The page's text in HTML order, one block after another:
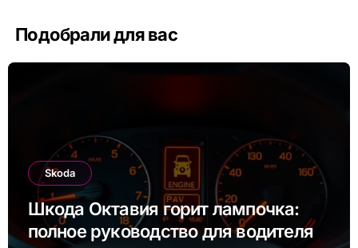
Подобрали для вас
Skoda
Шкода Октавия горит лампочка:
полное руководство для водителя